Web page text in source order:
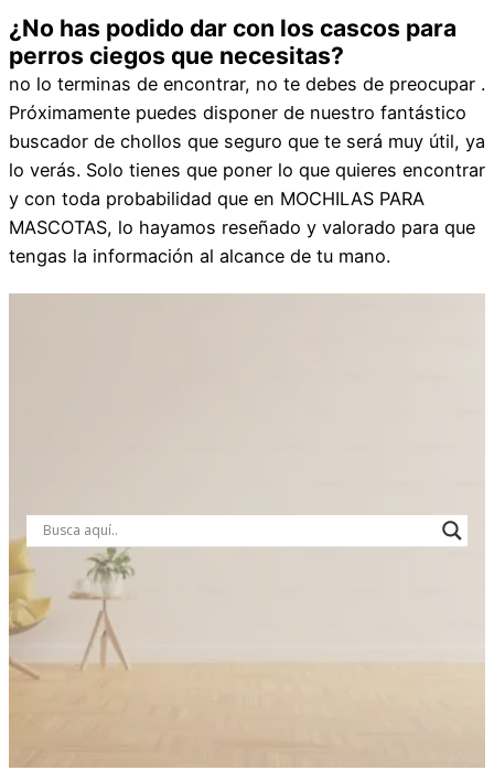
¿No has podido dar con los cascos para
perros ciegos que necesitas?
no lo terminas de encontrar, no te debes de preocupar .
Próximamente puedes disponer de nuestro fantástico
buscador de chollos que seguro que te será muy útil, ya
lo verás. Solo tienes que poner lo que quieres encontrar
y con toda probabilidad que en MOCHILAS PARA
MASCOTAS, lo hayamos reseñado y valorado para que
tengas la información al alcance de tu mano.